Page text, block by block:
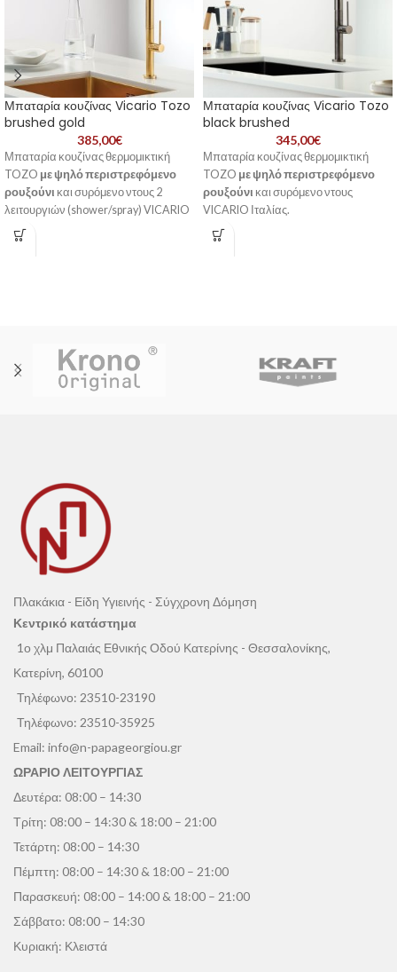
Μπαταρία κουζίνας Vicario Tozo
brushed gold
385,00€
Μπαταρία κουζίνας θερμομικτική
TOZO με ψηλό περιστρεφόμενο
ρουξούνι και συρόμενο ντους 2
λειτουργιών (shower/spray) VICARIO
Ιταλίας.
Μπαταρία κουζίνας Vicario Tozo
black brushed
345,00€
Μπαταρία κουζίνας θερμομικτική
TOZO με ψηλό περιστρεφόμενο
ρουξούνι και συρόμενο ντους
VICARIO Ιταλίας.
Πλακάκια - Είδη Υγιεινής - Σύγχρονη Δόμηση
Κεντρικό κατάστημα
1ο χλμ Παλαιάς Εθνικής Οδού Κατερίνης - Θεσσαλονίκης,
Κατερίνη, 60100
Τηλέφωνο: 23510-23190
Τηλέφωνο: 23510-35925
Email: info@n-papageorgiou.gr
ΩΡΑΡΙΟ ΛΕΙΤΟΥΡΓΙΑΣ
Δευτέρα: 08:00 – 14:30
Τρίτη: 08:00 – 14:30 & 18:00 – 21:00
Τετάρτη: 08:00 – 14:30
Πέμπτη: 08:00 – 14:30 & 18:00 – 21:00
Παρασκευή: 08:00 – 14:00 & 18:00 – 21:00
Σάββατο: 08:00 – 14:30
Κυριακή: Κλειστά